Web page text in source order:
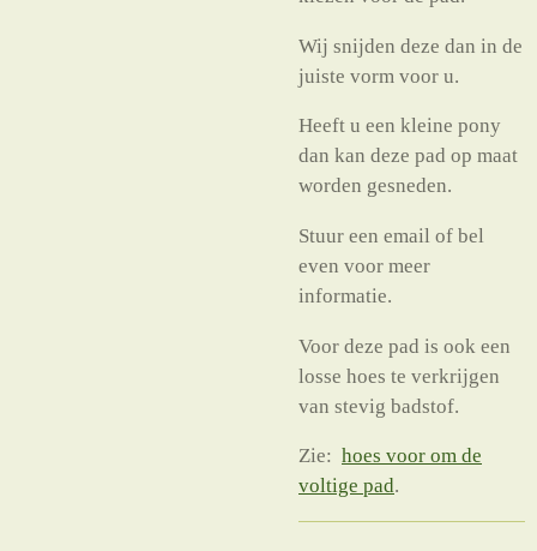
Wij snijden deze dan in de
juiste vorm voor u.
Heeft u een kleine pony
dan kan deze pad op maat
worden gesneden.
Stuur een email of bel
even voor meer
informatie.
Voor deze pad is ook een
losse hoes te verkrijgen
van stevig badstof.
Zie: hoes voor om de
voltige pad.